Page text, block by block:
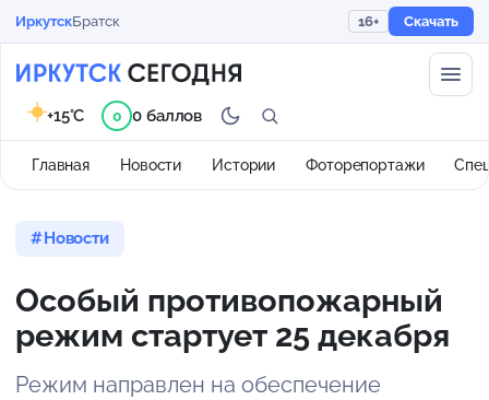
ИркутскБратск 16+ Скачать
Главная Новости Истории Фоторепортажи
+15°C 0 0 баллов
Новости
Особый противопожарный
режим стартует 25 декабря
Режим направлен на обеспечение